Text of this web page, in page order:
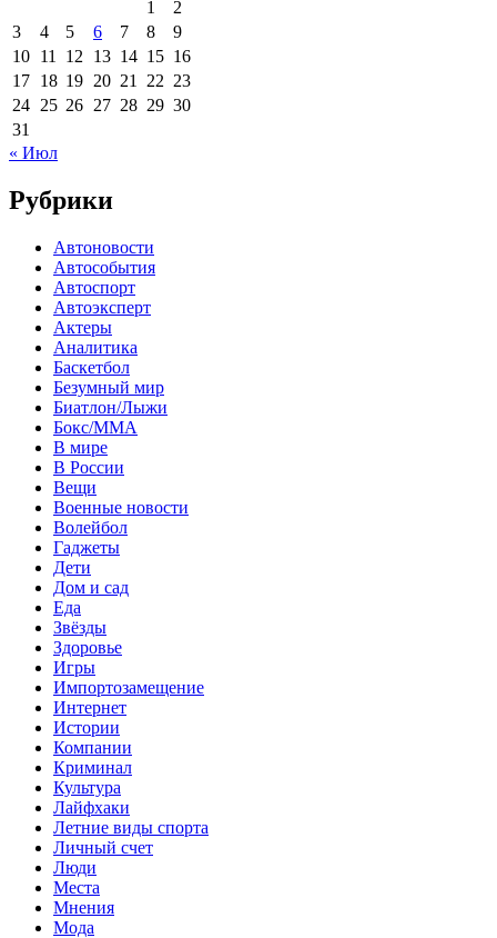
1
2
3
4 5 6 7 8
9
10 11 12 13 14 15 16
17 18 19 20 21 22 23
24 25 26 27 28 29 30
31
« Июл
Рубрики
Автоновости
Автособытия
Автоспорт
Автоэксперт
Актеры
Аналитика
Баскетбол
Безумный мир
Биатлон/Лыжи
Бокс/MMA
В мире
В России
Вещи
Военные новости
Волейбол
Гаджеты
Дети
Дом и сад
Еда
Звёзды
Здоровье
Игры
Импортозамещение
Интернет
Истории
Компании
Криминал
Культура
Лайфхаки
Летние виды спорта
Личный счет
Люди
Места
Мнения
Мода